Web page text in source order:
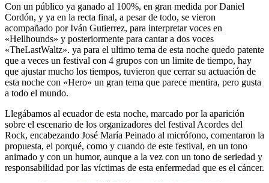
Con un público ya ganado al 100%, en gran medida por Daniel
Cordón, y ya en la recta final, a pesar de todo, se vieron
acompañado por Iván Gutierrez, para interpretar voces en
«Hellhounds» y posteriormente para cantar a dos voces
«TheLastWaltz». ya para el ultimo tema de esta noche quedo patente
que a veces un festival con 4 grupos con un limite de tiempo, hay
que ajustar mucho los tiempos, tuvieron que cerrar su actuación de
esta noche con «Hero» un gran tema que parece mentira, pero gusta
a todo el mundo.
Llegábamos al ecuador de esta noche, marcado por la aparición
sobre el escenario de los organizadores del festival Acordes del
Rock, encabezando José María Peinado al micrófono, comentaron la
propuesta, el porqué, como y cuando de este festival, en un tono
animado y con un humor, aunque a la vez con un tono de seriedad y
responsabilidad por las víctimas de esta enfermedad que es el cáncer.